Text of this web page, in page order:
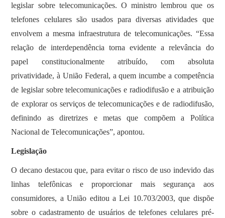
legislar sobre telecomunicações. O ministro lembrou que os
telefones celulares são usados para diversas atividades que
envolvem a mesma infraestrutura de telecomunicações. “Essa
relação de interdependência torna evidente a relevância do
papel constitucionalmente atribuído, com absoluta
privatividade, à União Federal, a quem incumbe a competência
de legislar sobre telecomunicações e radiodifusão e a atribuição
de explorar os serviços de telecomunicações e de radiodifusão,
definindo as diretrizes e metas que compõem a Política
Nacional de Telecomunicações”, apontou.
Legislação
O decano destacou que, para evitar o risco de uso indevido das
linhas telefônicas e proporcionar mais segurança aos
consumidores, a União editou a Lei 10.703/2003, que dispõe
sobre o cadastramento de usuários de telefones celulares pré-